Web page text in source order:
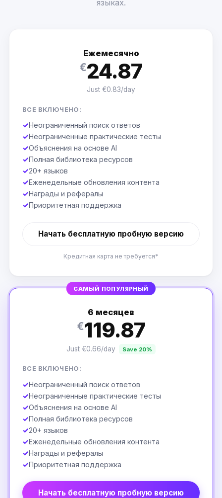
языках.
Ежемесячно
€24.87
Just €0.83/day
ВСЕ ВКЛЮЧЕНО:
✓Неограниченный поиск ответов
✓Неограниченные практические тесты
✓Объяснения на основе AI
✓Полная библиотека ресурсов
✓20+ языков
✓Еженедельные обновления контента
✓Награды и рефералы
✓Приоритетная поддержка
Начать бесплатную пробную версию
Кредитная карта не требуется*
САМЫЙ ПОПУЛЯРНЫЙ
6 месяцев
€119.87
Just €0.66/day Save 20%
ВСЕ ВКЛЮЧЕНО:
✓Неограниченный поиск ответов
✓Неограниченные практические тесты
✓Объяснения на основе AI
✓Полная библиотека ресурсов
✓20+ языков
✓Еженедельные обновления контента
✓Награды и рефералы
✓Приоритетная поддержка
Начать бесплатную пробную версию